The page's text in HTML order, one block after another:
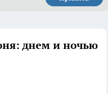
днем и ночью